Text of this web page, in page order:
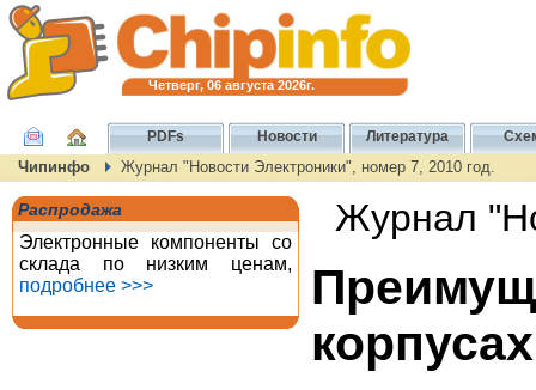
Четверг, 06 августа 2026г.
PDFs Новости Литература
Чипинфо Журнал "Новости Электроники", номер 7, 2010 год.
Распродажа
Электронные компоненты со
склада по низким ценам,
подробнее >>>
Журнал